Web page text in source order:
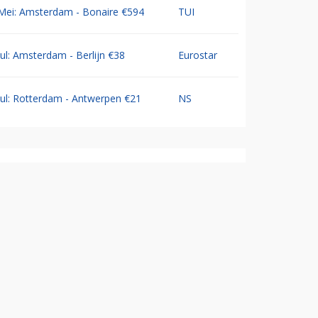
Amsterdam - Bonaire €594 TUI
Amsterdam - Berlijn €38 Eurostar
Rotterdam - Antwerpen €21 NS